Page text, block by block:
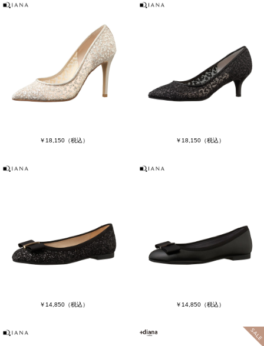
￥18,150（税込） ￥18,150 （税込）
￥14,850（税込） ￥14,850 （税込）